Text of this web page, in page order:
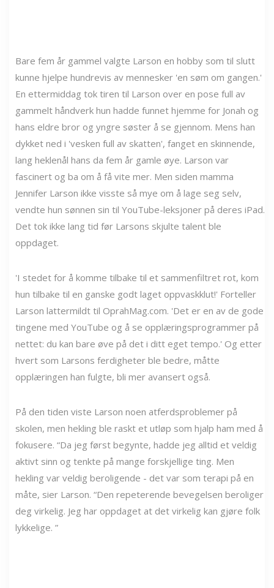
Bare fem år gammel valgte Larson en hobby som til slutt
kunne hjelpe hundrevis av mennesker 'en søm om gangen.'
En ettermiddag tok tiren til Larson over en pose full av
gammelt håndverk hun hadde funnet hjemme for Jonah og
hans eldre bror og yngre søster å se gjennom. Mens han
dykket ned i 'vesken full av skatten', fanget en skinnende,
lang heklenål hans da fem år gamle øye. Larson var
fascinert og ba om å få vite mer. Men siden mamma
Jennifer Larson ikke visste så mye om å lage seg selv,
vendte hun sønnen sin til YouTube-leksjoner på deres iPad.
Det tok ikke lang tid før Larsons skjulte talent ble
oppdaget.
'I stedet for å komme tilbake til et sammenfiltret rot, kom
hun tilbake til en ganske godt laget oppvaskklut!' Forteller
Larson lattermildt til OprahMag.com. 'Det er en av de gode
tingene med YouTube og å se opplæringsprogrammer på
nettet: du kan bare øve på det i ditt eget tempo.' Og etter
hvert som Larsons ferdigheter ble bedre, måtte
opplæringen han fulgte, bli mer avansert også.
På den tiden viste Larson noen atferdsproblemer på
skolen, men hekling ble raskt et utløp som hjalp ham med å
fokusere. “Da jeg først begynte, hadde jeg alltid et veldig
aktivt sinn og tenkte på mange forskjellige ting. Men
hekling var veldig beroligende - det var som terapi på en
måte, sier Larson. “Den repeterende bevegelsen beroliger
deg virkelig. Jeg har oppdaget at det virkelig kan gjøre folk
lykkelige. ”